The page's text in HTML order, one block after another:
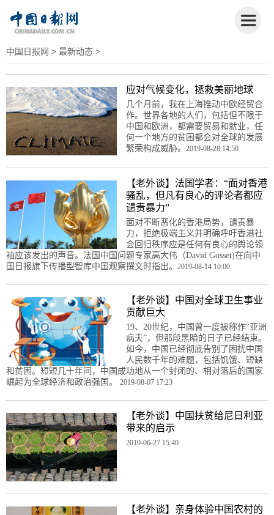
中国日报网 > 最新动态 >
应对气候变化，拯救美丽地球
几个月前，我在上海推动中欧经贸合
作。世界各地的人们，包括但不限于
中国和欧洲，都需要贸易和就业，任
何一个地方的贫困都会对全球的发展
繁荣构成威胁。 2019-08-28 14:50
【老外谈】法国学者：“面对香港
骚乱，但凡有良心的评论者都应
谴责暴力”
面对不断恶化的香港局势，谴责暴
力，拒绝极端主义并明确呼吁香港社
会回归秩序应是任何有良心的舆论领
袖应该发出的声音。法国中国问题专家高大伟（David Gosset)在向中
国日报旗下传播型智库中国观察撰文时指出。 2019-08-14 10:00
【老外谈】中国对全球卫生事业
贡献巨大
19、20世纪，中国曾一度被称作“亚洲
病夫”，但那段黑暗的日子已经结束。
如今，中国已经彻底告别了困扰中国
人民数千年的难题，包括饥饿、短缺
和贫困。短短几十年间，中国成功地从一个封闭的、相对落后的国家
崛起为全球经济和政治强国。 2019-08-07 17:23
【老外谈】中国扶贫给尼日利亚
带来的启示
2019-06-27 15:40
【老外谈】亲身体验中国农村的